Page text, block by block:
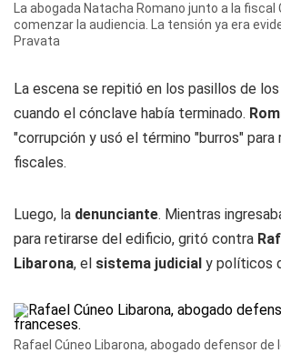
La abogada Natacha Romano junto a la fiscal
comenzar la audiencia. La tensión ya era
Pravata
La escena se repitió en los pasillos de los
cuando el cónclave había terminado.
"corrupción y usó el término "burros" para
fiscales.
Luego, la denunciante. Mientras
para retirarse del edificio, gritó contra
Libarona, el sistema judicial y políticos
Rafael Cúneo Libarona, abogado defensor de